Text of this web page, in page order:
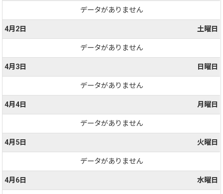
データがありません
4月2日 土曜日
データがありません
4月3日 日曜日
データがありません
4月4日 月曜日
データがありません
4月5日 火曜日
データがありません
4月6日 水曜日